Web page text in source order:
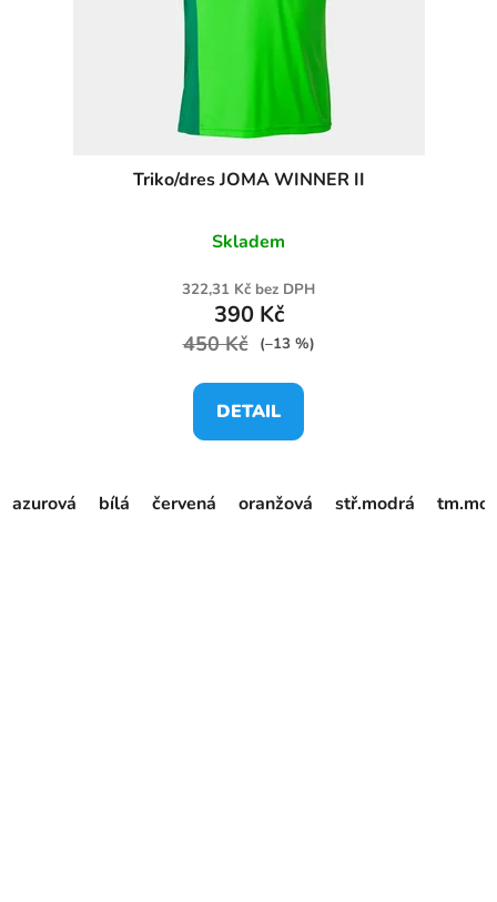
Triko/dres JOMA WINNER II
Skladem
322,31 Kč bez DPH
390 Kč
450 Kč (–13 %)
DETAIL
azurová bílá červená oranžová stř.modrá